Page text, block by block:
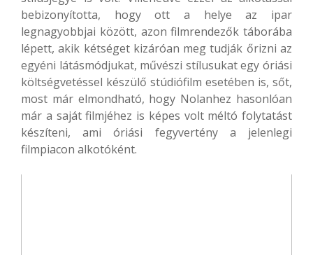
bebizonyította, hogy ott a helye az ipar
legnagyobbjai között, azon filmrendezők táborába
lépett, akik kétséget kizáróan meg tudják őrizni az
egyéni látásmódjukat, művészi stílusukat egy óriási
költségvetéssel készülő stúdiófilm esetében is, sőt,
most már elmondható, hogy Nolanhez hasonlóan
már a saját filmjéhez is képes volt méltó folytatást
készíteni, ami óriási fegyvertény a jelenlegi
filmpiacon alkotóként.